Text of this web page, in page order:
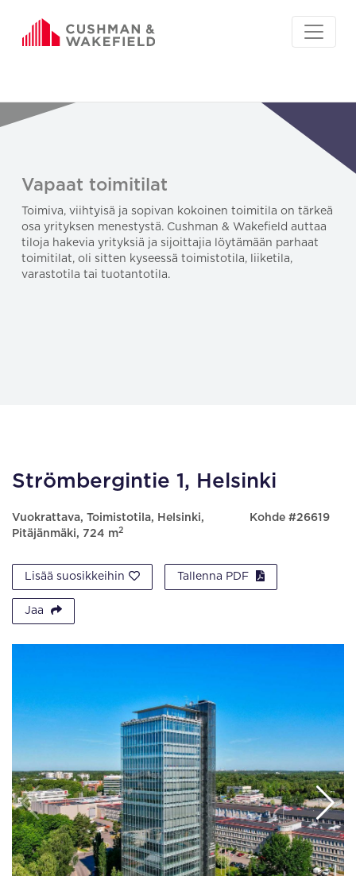
Vapaat toimitilat
Toimiva, viihtyisä ja sopivan kokoinen toimitila on tärkeä
osa yrityksen menestystä. Cushman & Wakefield auttaa
tiloja hakevia yrityksiä ja sijoittajia löytämään parhaat
toimitilat, oli sitten kyseessä toimistotila, liiketila,
varastotila tai tuotantotila.
Strömbergintie 1, Helsinki
Vuokrattava, Toimistotila, Helsinki,
Pitäjänmäki, 724 m2
Kohde #26619
Lisää suosikkeihin Tallenna PDF
Jaa